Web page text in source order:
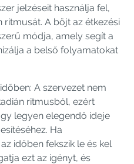
jelzéseit használja fel,
A böjt az étkezési
módja, amely segít a
a belső folyamatokat
A szervezet nem
ritmusból, ezért
legyen elegendő ideje
Ha
időben fekszik le és kel
ezt az igényt, és